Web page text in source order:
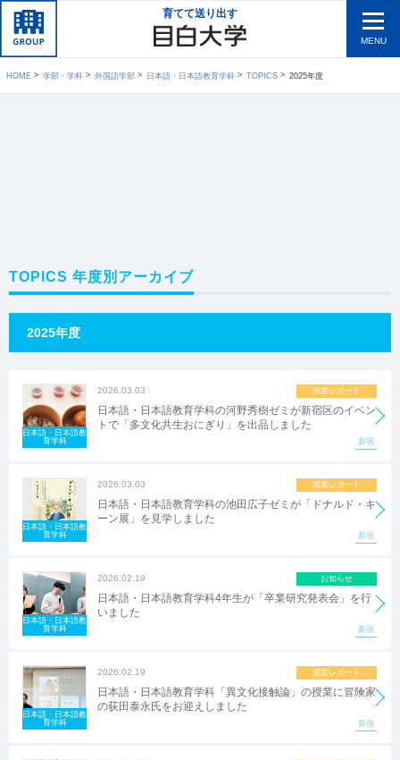
育てて送り出す
MENU
HOME 学部・学科 外国語学部 日本語・日本語教育学科 TOPICS 2025年度
TOPICS 年度別アーカイブ
2025年度
2026.03.03 授業レポート
日本語・日本語教育学科の河野秀樹ゼミが新宿区のイベン
トで「多文化共生おにぎり」を出品しました
新宿
日本語・日本語教
育学科
2026.03.03 授業レポート
日本語・日本語教育学科の池田広子ゼミが「ドナルド・キ
ーン展」を見学しました
新宿
日本語・日本語教
育学科
2026.02.19 お知らせ
日本語・日本語教育学科4年生が「卒業研究発表会」を行
いました
新宿
日本語・日本語教
育学科
2026.02.19 授業レポート
日本語・日本語教育学科「異文化接触論」の授業に冒険家
の荻田泰永氏をお迎えしました
新宿
日本語・日本語教
育学科